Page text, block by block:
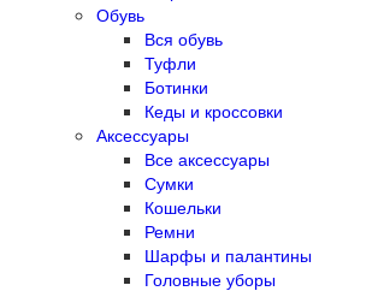
Обувь
Вся обувь
Туфли
Ботинки
Кеды и кроссовки
Аксессуары
Все аксессуары
Сумки
Кошельки
Ремни
Шарфы и палантины
Головные уборы